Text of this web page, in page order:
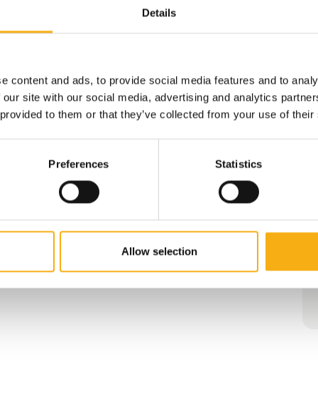
Details
content and ads, to provide social media features and to
site with our social media, advertising and analytics
to them or that they’ve collected from your use of
Preferences Statistics
Allow selection